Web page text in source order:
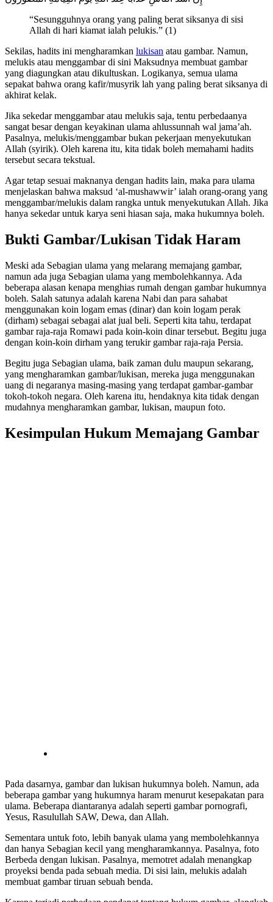
“Sesungguhnya orang yang paling berat siksanya di sisi
Allah di hari kiamat ialah pelukis.” (1)
Sekilas, hadits ini mengharamkan lukisan atau gambar. Namun,
melukis atau menggambar di sini Maksudnya membuat gambar
yang diagungkan atau dikultuskan. Logikanya, semua ulama
sepakat bahwa orang kafir/musyrik lah yang paling berat siksanya di
akhirat kelak.
Jika sekedar menggambar atau melukis saja, tentu perbedaanya
sangat besar dengan keyakinan ulama ahlussunnah wal jama’ah.
Pasalnya, melukis/menggambar bukan pekerjaan menyekutukan
Allah (syirik). Oleh karena itu, kita tidak boleh memahami hadits
tersebut secara tekstual.
Agar tetap sesuai maknanya dengan hadits lain, maka para ulama
menjelaskan bahwa maksud ‘al-mushawwir’ ialah orang-orang yang
menggambar/melukis dalam rangka untuk menyekutukan Allah. Jika
hanya sekedar untuk karya seni hiasan saja, maka hukumnya boleh.
Bukti Gambar/Lukisan Tidak Haram
Meski ada Sebagian ulama yang melarang memajang gambar,
namun ada juga Sebagian ulama yang membolehkannya. Ada
beberapa alasan kenapa menghias rumah dengan gambar hukumnya
boleh. Salah satunya adalah karena Nabi dan para sahabat
menggunakan koin logam emas (dinar) dan koin logam perak
(dirham) sebagai sebagai alat jual beli. Seperti kita tahu, terdapat
gambar raja-raja Romawi pada koin-koin dinar tersebut. Begitu juga
dengan koin-koin dirham yang terukir gambar raja-raja Persia.
Begitu juga Sebagian ulama, baik zaman dulu maupun sekarang,
yang mengharamkan gambar/lukisan, mereka juga menggunakan
uang di negaranya masing-masing yang terdapat gambar-gambar
tokoh-tokoh negara. Oleh karena itu, hendaknya kita tidak dengan
mudahnya mengharamkan gambar, lukisan, maupun foto.
Kesimpulan Hukum Memajang Gambar
Pada dasarnya, gambar dan lukisan hukumnya boleh. Namun, ada
beberapa gambar yang hukumnya haram menurut kesepakatan para
ulama. Beberapa diantaranya adalah seperti gambar pornografi,
Yesus, Rasulullah SAW, Dewa, dan Allah.
Sementara untuk foto, lebih banyak ulama yang membolehkannya
dan hanya Sebagian kecil yang mengharamkannya. Pasalnya, foto
Berbeda dengan lukisan. Pasalnya, memotret adalah menangkap
proyeksi benda pada sebuah media. Di sisi lain, melukis adalah
membuat gambar tiruan sebuah benda.